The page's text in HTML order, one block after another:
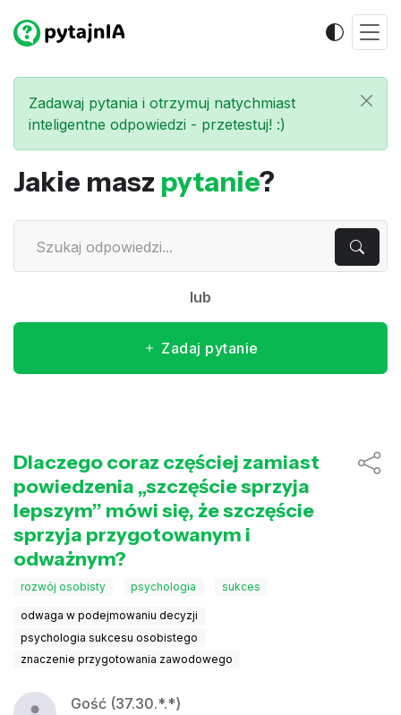
Zadawaj pytania i otrzymuj natychmiast
inteligentne odpowiedzi - przetestuj! :)
Jakie masz pytanie?
lub
Zadaj pytanie
Dlaczego coraz częściej zamiast
powiedzenia „szczęście sprzyja
lepszym” mówi się, że szczęście
sprzyja przygotowanym i
odważnym?
rozwój osobisty psychologia sukces
odwaga w podejmowaniu decyzji
psychologia sukcesu osobistego
znaczenie przygotowania zawodowego
Gość (37.30.*.*)